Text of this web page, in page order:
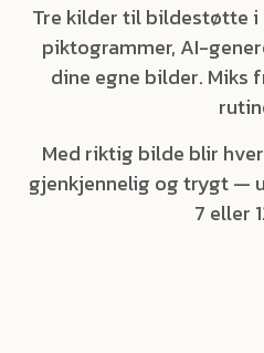
Tre kilder til bildestøtte
piktogrammer, AI-
dine egne bilder. Miks
Med riktig bilde blir
gjenkjennelig og trygt —
7 eller